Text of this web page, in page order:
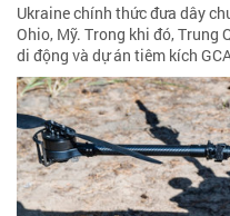
Ukraine chính thức đưa dây
Ohio, Mỹ. Trong khi đó, Trung
di động và dự án tiêm kích